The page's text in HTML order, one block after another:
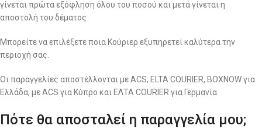
γίνεται πρώτα εξόφληση όλου του ποσού και μετά γίνεται η
αποστολή του δέματος
Μπορείτε να επιλέξετε ποια Κούριερ εξυπηρετεί καλύτερα την
περιοχή σας.
Οι παραγγελίες αποστέλλονται με ACS, ELTA COURIER, BOXNOW για
Ελλάδα, με ACS για Κύπρο και ΕΛΤΑ COURIER για Γερμανία
Πότε θα αποσταλεί η παραγγελία μου;